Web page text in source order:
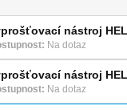
nástroj
Na dotaz
nástroj
Na dotaz